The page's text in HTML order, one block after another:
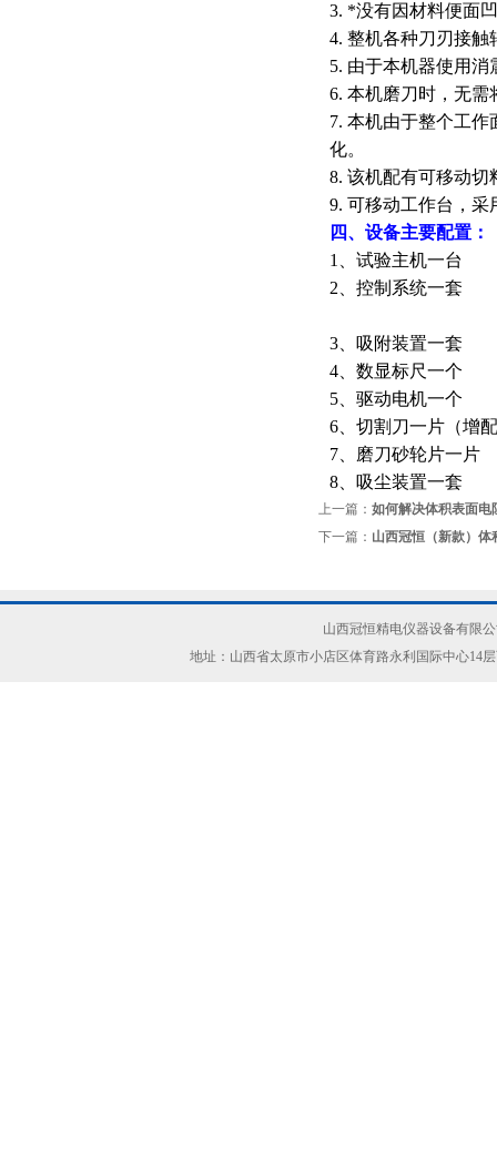
3. *没有因材料便面
4. 整机各种刀刃接触
5. 由于本机器使用消
6. 本机磨刀时，无需
7. 本机由于整个工作
化。
8. 该机配有可移动切
9. 可移动工作台，采
四、设备主要配置 ：
1
、试验主机一台
2 、控制系统一套
3 、吸附装置一套
4 、数显标尺一个
5 、驱动电机一个
6 、切割刀一片（增
7 、磨刀砂轮片一片
8 、吸尘装置一套
上一篇： 如何解决体积表面电
下一篇： 山西冠恒（新款）
山西冠恒精电仪器设备有限
地址：山西省太原市小店区体育路永利国际中心14